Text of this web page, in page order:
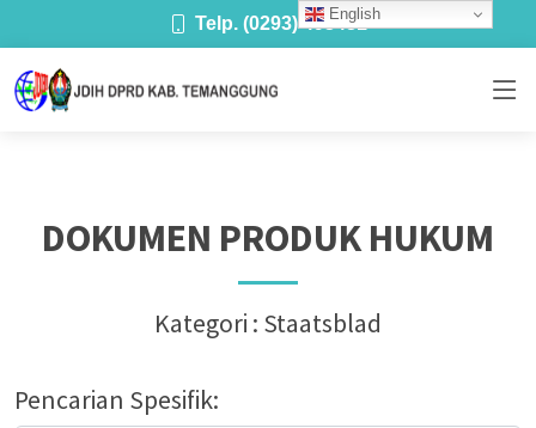
English
Telp. (0293) 493481
DOKUMEN PRODUK HUKUM
Kategori : Staatsblad
Pencarian Spesifik: